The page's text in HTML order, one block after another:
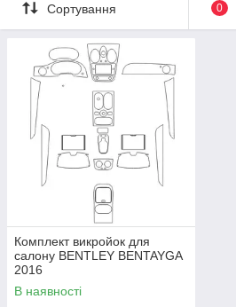
Сортування 0
Комплект викройок для
салону BENTLEY BENTAYGA
2016
В наявності